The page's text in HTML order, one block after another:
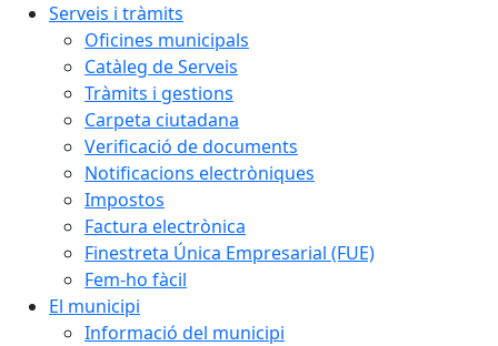
Serveis i tràmits
Oficines municipals
Catàleg de Serveis
Tràmits i gestions
Carpeta ciutadana
Verificació de documents
Notificacions electròniques
Impostos
Factura electrònica
Finestreta Única Empresarial (FUE)
Fem-ho fàcil
El municipi
Informació del municipi